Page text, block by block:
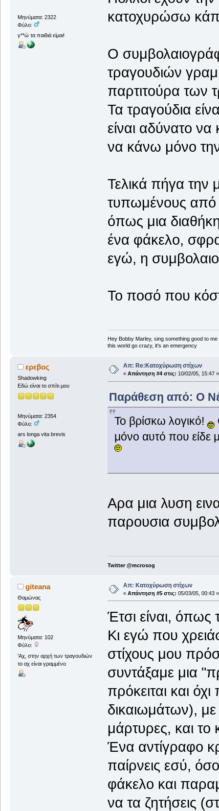
Μηνύματα: 2322
Φύλο:
γ**ώ τα παιδιά είμαι!
κατοχυρώσω
Ο
τραγουδιών
παρτιτούρα των
Τα τραγούδια
είναι αδύνατο
να κάνω μόνο
Τελικά πήγα την
τυπωμένους από
όπως μια
ένα φάκελο,
εγώ, η
Το ποσό που
Hey Bobby Marley, sing something good to me
this world go crazy, it's an emergency
ερεβος
Shadowking
Εδώ είναι το σπίτι μου
Μηνύματα: 2354
Φύλο:
ars longa vita brevis
Απ: Re:Κατοχύρωση στίχων
« Απάντηση #4 στις: 10/02/05, 15:47 »
Παράθεση από: Ο
Το βρίσκω λογικό!
μόνο αυτό που είδε
Αρα μια λυση
παρουσια
Twitter @mcrosog
giteana
Θαμώνας
Μηνύματα: 102
Φύλο:
'Αχ, στην αρχή των τραγουδιών
το αχ είναι γραμμένο
Απ: Κατοχύρωση στίχων
« Απάντηση #5 στις: 05/03/05, 00:43 »
Έτσι είναι, όπως
Κι εγώ που
στίχους μου
συντάξαμε μια
πρόκειται και
δικαιωμάτων),
μάρτυρες, και
Ένα αντίγραφο
παίρνεις εσύ,
φάκελο και
να τα ζητήσεις